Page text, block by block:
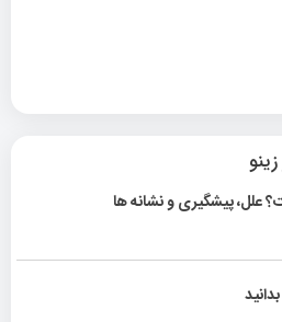
علل، پیشگیری و نشانه ها